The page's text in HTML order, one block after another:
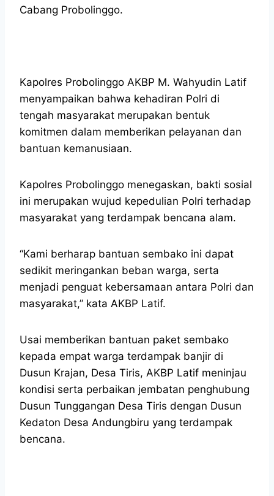
Cabang Probolinggo.
Kapolres Probolinggo AKBP M. Wahyudin Latif
menyampaikan bahwa kehadiran Polri di
tengah masyarakat merupakan bentuk
komitmen dalam memberikan pelayanan dan
bantuan kemanusiaan.
Kapolres Probolinggo menegaskan, bakti sosial
ini merupakan wujud kepedulian Polri terhadap
masyarakat yang terdampak bencana alam.
“Kami berharap bantuan sembako ini dapat
sedikit meringankan beban warga, serta
menjadi penguat kebersamaan antara Polri dan
masyarakat,” kata AKBP Latif.
Usai memberikan bantuan paket sembako
kepada empat warga terdampak banjir di
Dusun Krajan, Desa Tiris, AKBP Latif meninjau
kondisi serta perbaikan jembatan penghubung
Dusun Tunggangan Desa Tiris dengan Dusun
Kedaton Desa Andungbiru yang terdampak
bencana.